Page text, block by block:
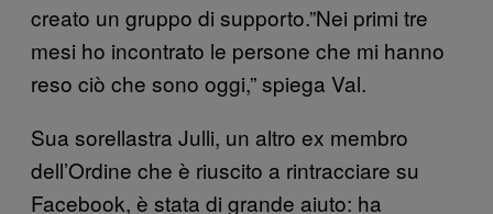
creato un gruppo di supporto.”Nei primi tre
mesi ho incontrato le persone che mi hanno
reso ciò che sono oggi,” spiega Val.
Sua sorellastra Julli, un altro ex membro
dell’Ordine che è riuscito a rintracciare su
Facebook, è stata di grande aiuto: ha